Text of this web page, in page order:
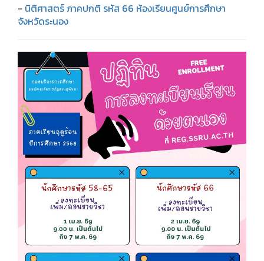
- นิติศาสตร์ ภาคปกติ รหัส 66 ห้องเรียนศูนย์การศึกษา
จังหวัดระนอง